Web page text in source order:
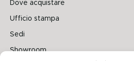
Dove acquistare
Ufficio stampa
Sedi
Showroom